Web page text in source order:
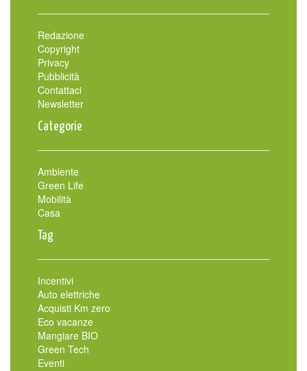
Redazione
Copyright
Privacy
Pubblicità
Contattaci
Newsletter
Categorie
Ambiente
Green Life
Mobilità
Casa
Tag
Incentivi
Auto elettriche
Acquisti Km zero
Eco vacanze
Mangiare BIO
Green Tech
Eventi